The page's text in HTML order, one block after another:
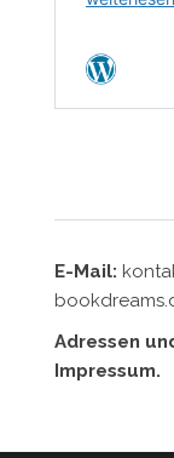
E-Mail:
Adressen
Impressum.